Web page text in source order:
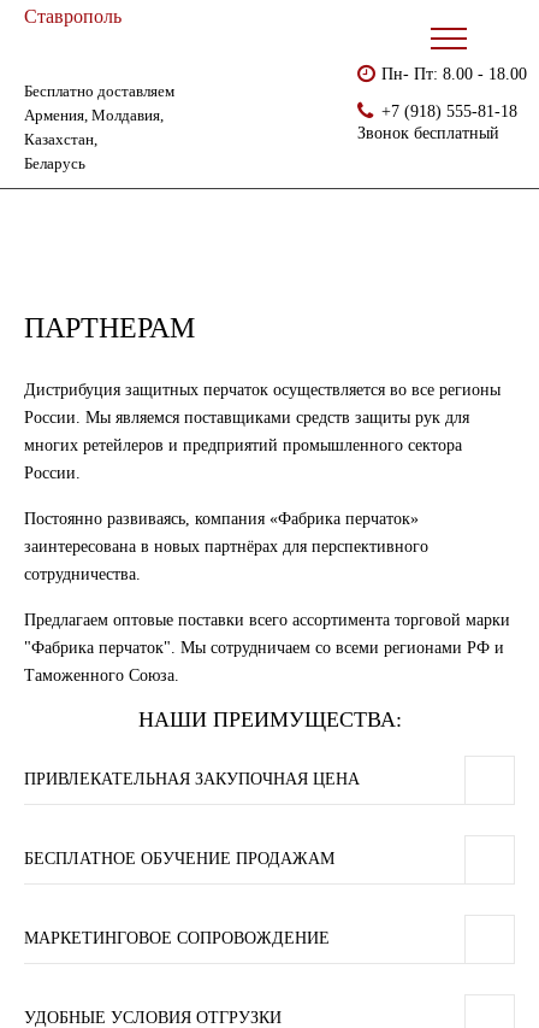
Ставрополь
Бесплатно доставляем
Армения, Молдавия,
Казахстан,
Беларусь
Пн- Пт: 8.00 - 18.00
+7 (918) 555-81-18
Звонок бесплатный
Главная Партнерам
ПАРТНЕРАМ
Дистрибуция защитных перчаток осуществляется во все регионы
России. Мы являемся поставщиками средств защиты рук для
многих ретейлеров и предприятий промышленного сектора
России.
Постоянно развиваясь, компания «Фабрика перчаток»
заинтересована в новых партнёрах для перспективного
сотрудничества.
Предлагаем оптовые поставки всего ассортимента торговой марки
"Фабрика перчаток". Мы сотрудничаем со всеми регионами РФ и
Таможенного Союза.
НАШИ ПРЕИМУЩЕСТВА:
ПРИВЛЕКАТЕЛЬНАЯ ЗАКУПОЧНАЯ ЦЕНА
БЕСПЛАТНОЕ ОБУЧЕНИЕ ПРОДАЖАМ
МАРКЕТИНГОВОЕ СОПРОВОЖДЕНИЕ
УДОБНЫЕ УСЛОВИЯ ОТГРУЗКИ